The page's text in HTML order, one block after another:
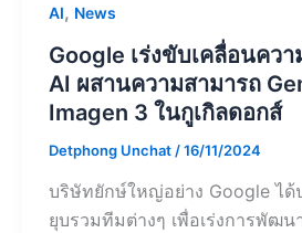
AI, News
Google เร่งขับเคลื่อนคว
AI ผสานความสามารถ
Imagen 3 ในกูเกิลดอกส์
Detphong Unchat /16/11/2024
บริษัทยักษ์ใหญ่อย่าง Google ได้
ยุบรวมทีมต่างๆ เพื่อเร่งการพัฒ